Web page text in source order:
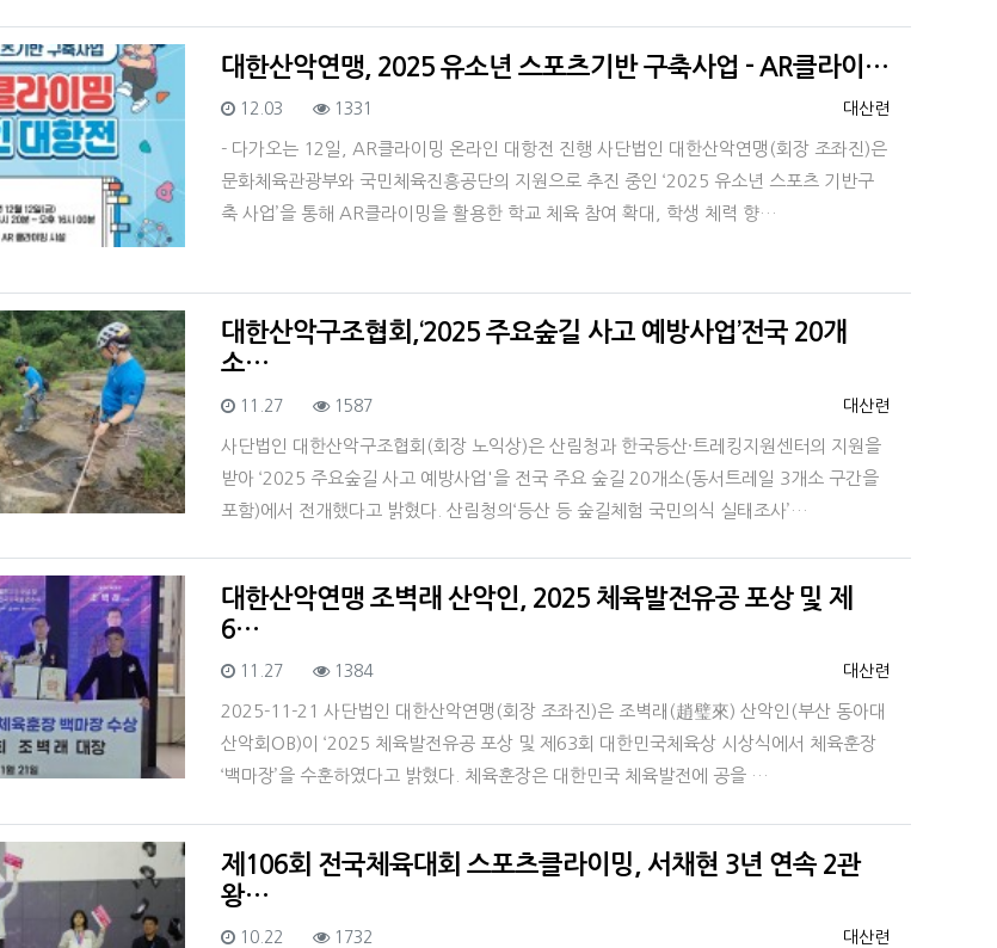
대한산악연맹, 2025 유소년 스포츠기반 구축사업 - AR클라이…
등록자
대산련
등록일
12.03 조회
1331
- 다가오는 12일, AR클라이밍 온라인 대항전 진행 사단법인 대한산악연맹(회장 조좌진)은
문화체육관광부와 국민체육진흥공단의 지원으로 추진 중인 ‘2025 유소년 스포츠 기반구
축 사업’을 통해 AR클라이밍을 활용한 학교 체육 참여 확대, 학생 체력 향…
대한산악구조협회,‘2025 주요숲길 사고 예방사업’전국 20개
소…
등록자
대산련
등록일
11.27 조회
1587
사단법인 대한산악구조협회(회장 노익상)은 산림청과 한국등산·트레킹지원센터의 지원을
받아 ‘2025 주요숲길 사고 예방사업'을 전국 주요 숲길 20개소(동서트레일 3개소 구간을
포함)에서 전개했다고 밝혔다. 산림청의‘등산 등 숲길체험 국민의식 실태조사’…
대한산악연맹 조벽래 산악인, 2025 체육발전유공 포상 및 제
6…
등록자
대산련
등록일
11.27 조회
1384
2025-11-21 사단법인 대한산악연맹(회장 조좌진)은 조벽래(趙璧來) 산악인(부산 동아대
산악회OB)이 ‘2025 체육발전유공 포상 및 제63회 대한민국체육상 시상식에서 체육훈장
‘백마장’을 수훈하였다고 밝혔다. 체육훈장은 대한민국 체육발전에 공을 …
제106회 전국체육대회 스포츠클라이밍, 서채현 3년 연속 2관
왕…
등록자
대산련
등록일
10.22 조회
1732